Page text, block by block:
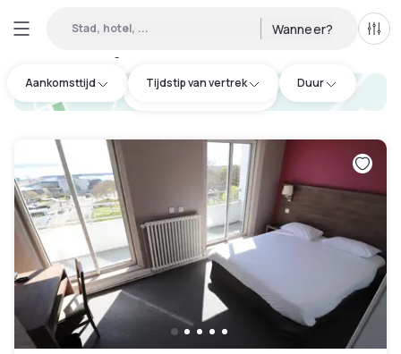
Stad, hotel, ... Wanneer?
Aankomsttijd Tijdstip van vertrek Duur
hotel.cta.view_map